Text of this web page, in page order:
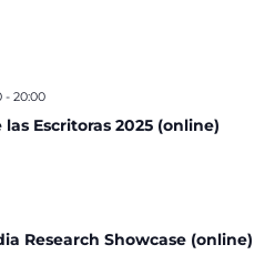
Escritoras 2025 (online)
- 20:00
Research Showcase (online)